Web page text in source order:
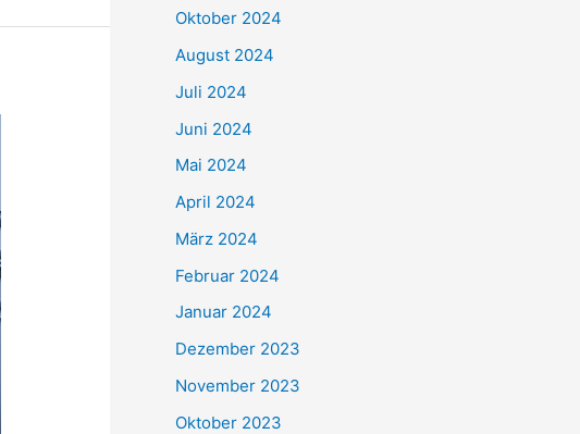
Oktober 2024
August 2024
Juli 2024
Juni 2024
Mai 2024
April 2024
März 2024
Februar 2024
Januar 2024
Dezember 2023
November 2023
Oktober 2023